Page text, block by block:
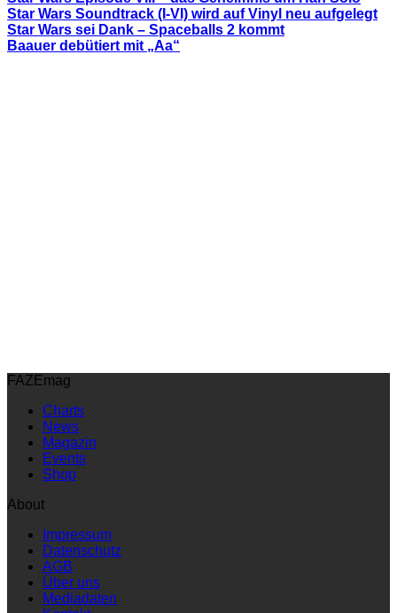
Star Wars Soundtrack (I-VI) wird auf Vinyl neu aufgelegt
Star Wars sei Dank – Spaceballs 2 kommt
Baauer debütiert mit „Aa“
FAZEmag
Charts
News
Magazin
Events
Shop
About
Impressum
Datenschutz
AGB
Über uns
Mediadaten